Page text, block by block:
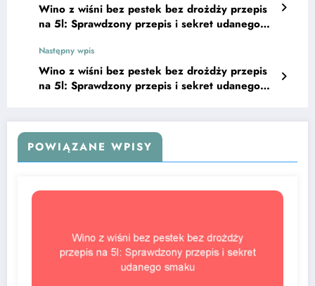
Wino z wiśni bez pestek bez drożdży przepis
na 5l: Sprawdzony przepis i sekret udanego
Następny wpis
Wino z wiśni bez pestek bez drożdży przepis
na 5l: Sprawdzony przepis i sekret udanego
POWIĄZANE WPISY